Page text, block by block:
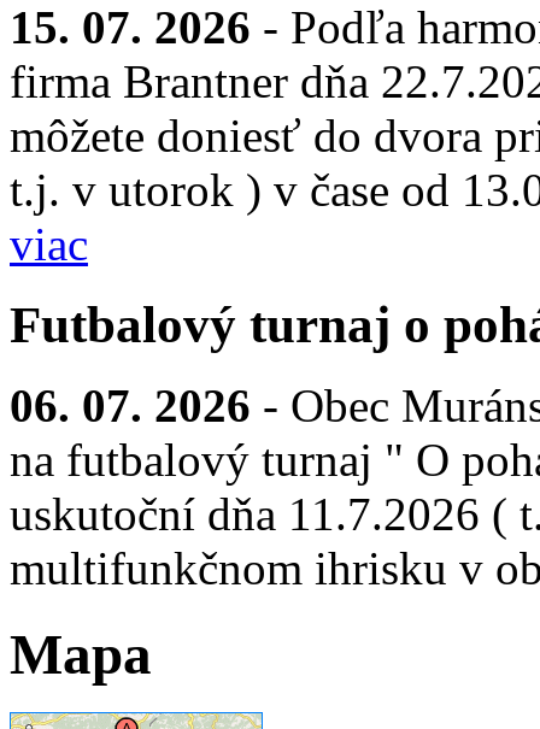
15. 07. 2026 - Podľa
firma Brantner dňa
môžete doniesť do dvora
t.j. v utorok ) v čase od
viac
Futbalový turnaj o
06. 07. 2026 - Obec
na futbalový turnaj " O
uskutoční dňa 11.7.2026 (
multifunkčnom ihrisku v
Mapa